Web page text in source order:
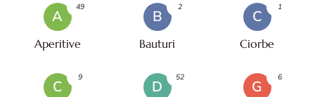
A
Aperitive
49
B
Bauturi
2
C
Ciorbe
1
C
9
D
52
G
6